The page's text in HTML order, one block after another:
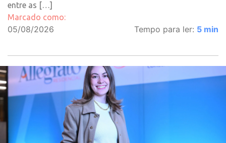
entre as […]
Marcado como:
05/08/2026 Tempo para ler: 5 min